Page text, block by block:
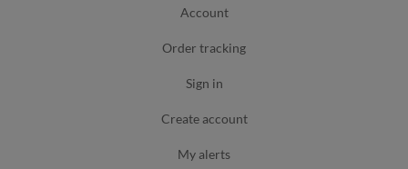
account
order tracking
sign in
create account
my alerts